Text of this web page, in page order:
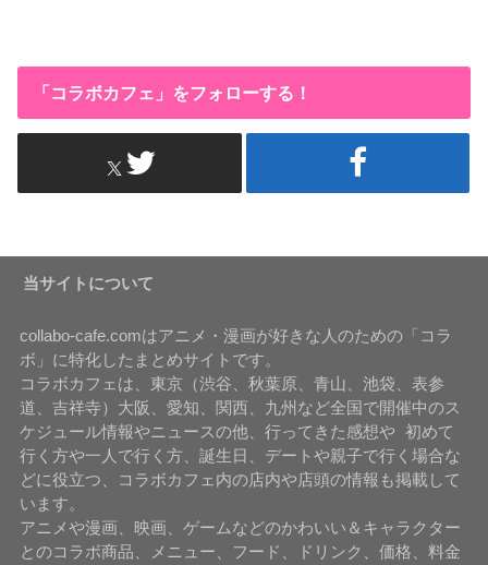
「コラボカフェ」をフォローする！
当サイトについて
collabo-cafe.comはアニメ・漫画が好きな人のための「コラ
ボ」に特化したまとめサイトです。
コラボカフェは、東京（渋谷、秋葉原、青山、池袋、表参
道、吉祥寺）大阪、愛知、関西、九州など全国で開催中のス
ケジュール情報やニュースの他、行ってきた感想や 初めて
行く方や一人で行く方、誕生日、デートや親子で行く場合な
どに役立つ、コラボカフェ内の店内や店頭の情報も掲載して
います。
アニメや漫画、映画、ゲームなどのかわいい＆キャラクター
とのコラボ商品、メニュー、フード、ドリンク、価格、料金